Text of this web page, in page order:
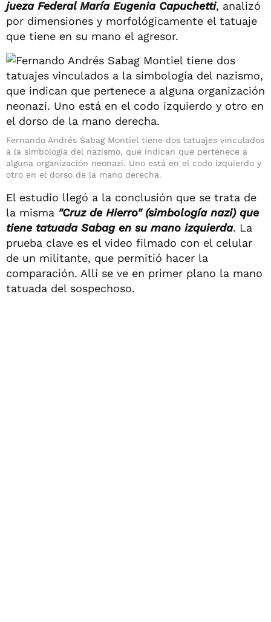
jueza Federal María Eugenia Capuchetti, analizó
por dimensiones y morfológicamente el tatuaje
que tiene en su mano el agresor.
Fernando Andrés Sabag Montiel tiene dos tatuajes vinculados
a la simbología del nazismo, que indican que pertenece a
alguna organización neonazi. Uno está en el codo izquierdo y
otro en el dorso de la mano derecha.
El estudio llegó a la conclusión que se trata de
la misma "Cruz de Hierro" (simbología nazi) que
tiene tatuada Sabag en su mano izquierda. La
prueba clave es el video filmado con el celular
de un militante, que permitió hacer la
comparación. Allí se ve en primer plano la mano
tatuada del sospechoso.